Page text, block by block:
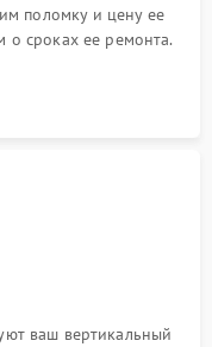
поломку и цену ее
о сроках ее ремонта.
ваш вертикальный